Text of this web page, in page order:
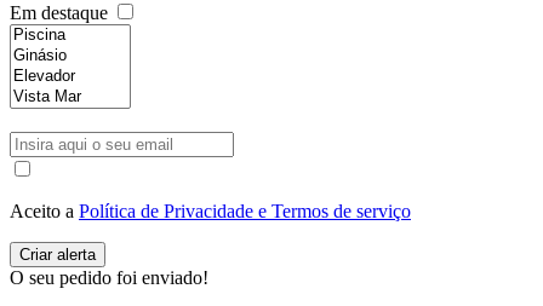
Em destaque
Aceito a Política de Privacidade e Termos de serviço
O seu pedido foi enviado!